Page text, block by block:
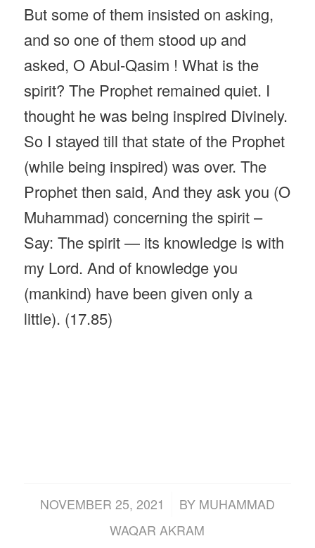
But some of them insisted on asking,
and so one of them stood up and
asked, O Abul-Qasim ! What is the
spirit? The Prophet remained quiet. I
thought he was being inspired Divinely.
So I stayed till that state of the Prophet
(while being inspired) was over. The
Prophet then said, And they ask you (O
Muhammad) concerning the spirit –
Say: The spirit — its knowledge is with
my Lord. And of knowledge you
(mankind) have been given only a
little). (17.85)
NOVEMBER 25, 2021
/ BY MUHAMMAD
WAQAR AKRAM